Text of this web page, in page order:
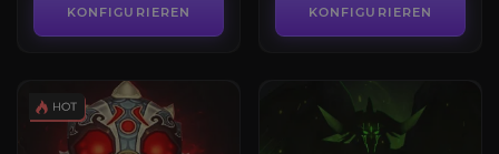
KONFIGURIEREN KONFIGURIEREN